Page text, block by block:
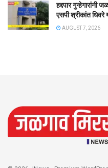
हद्दपार गुन्हेगारांनी
एसपी श्रीकांत धिवरे
AUGUST 7, 2026